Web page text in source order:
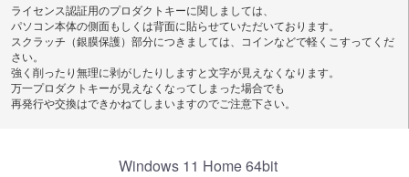
ライセンス認証用のプロダクトキーに関しましては、
パソコン本体の側面もしくは背面に貼らせていただいております。
スクラッチ（銀膜保護）部分につきましては、コインなどで軽くこすってくだ
さい。
強く削ったり無理に剥がしたりしますと文字が見えなくなります。
万一プロダクトキーが見えなくなってしまった場合でも
再発行や交換はできかねてしまいますのでご注意下さい。
Windows 11 Home 64bit